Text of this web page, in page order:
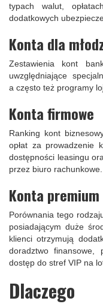
typach walut,
dodatkowych
Konta dla
Zestawienia kont
uwzględniające
a często też programy
Konta firmowe
Ranking kont
opłat za prowadzenie
dostępności leasingu
przez biuro rachunkowe.
Konta premium
Porównania tego
posiadającym duże
klienci otrzymują
doradztwo finansowe,
dostęp do stref VIP na